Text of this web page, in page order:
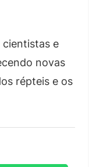
e
novas
répteis e os